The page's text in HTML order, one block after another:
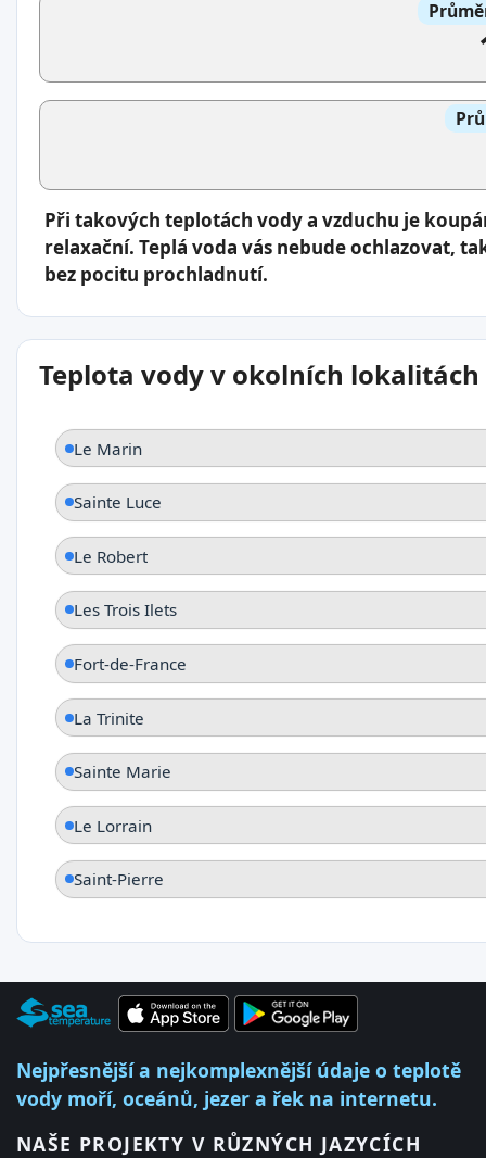
Při takových teplotách vody a vzduchu je
relaxační. Teplá voda vás nebude ochlazovat,
bez pocitu prochladnutí.
Teplota vody v okolních lokalitách
Le Marin
Sainte Luce
Le Robert
Les Trois Ilets
Fort-de-France
La Trinite
Sainte Marie
Le Lorrain
Saint-Pierre
Nejpřesnější a nejkomplexnější údaje o teplotě
vody moří, oceánů, jezer a řek na internetu.
NAŠE PROJEKTY V RŮZNÝCH JAZYCÍCH